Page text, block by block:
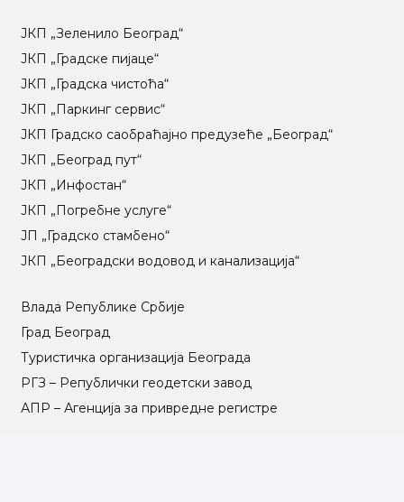
ЈКП „Зеленило Београд“
ЈКП „Градске пијаце“
ЈКП „Градска чистоћа“
ЈКП „Паркинг сервис“
ЈКП Градско саобраћајно предузеће „Београд“
ЈКП „Београд пут“
ЈКП „Инфостан“
ЈКП „Погребне услуге“
ЈП „Градско стамбено“
ЈКП „Београдски водовод и канализација“
Влада Републике Србије
Град Београд
Туристичка организација Београда
РГЗ – Републички геодетски завод
АПР – Агенција за привредне регистре